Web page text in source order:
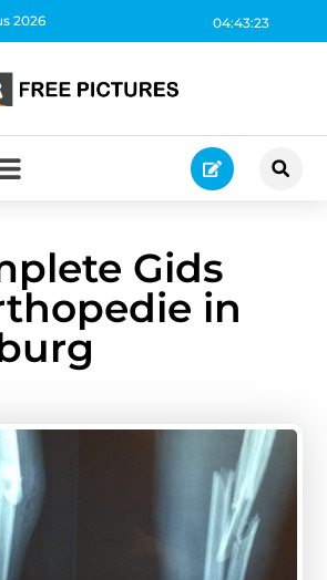
04:43:25
2026
Gids
in